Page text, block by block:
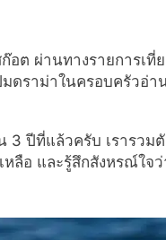
อต ผ่านทางรายการเ
ดราม่าในครอบครัวอ่า
น 3 ปีที่แล้วครับ เรารว
หลือ และรู้สึกสังหรณ์ใ